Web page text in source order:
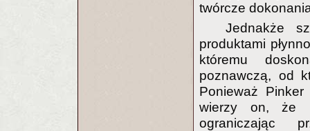
twórcze
Jednakże
produktami
któremu
poznawczą, od
Ponieważ
wierzy on, że
ograniczając